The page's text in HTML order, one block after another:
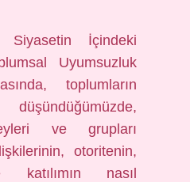
Siyasetin İçindeki
Uyumsuzluk
toplumların
ve grupları
otoritenin,
katılımın nasıl